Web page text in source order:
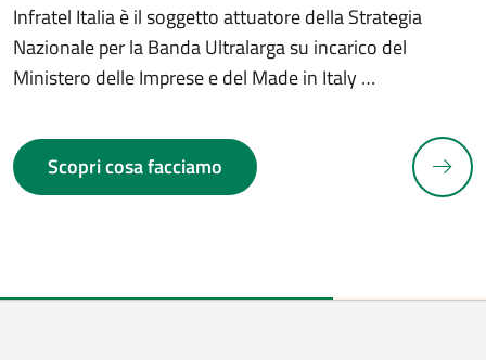
slide
Infratel Italia è il soggetto attuatore della Strategia
Nazionale per la Banda Ultralarga su incarico del
Ministero delle Imprese e del Made in Italy …
Scopri cosa facciamo